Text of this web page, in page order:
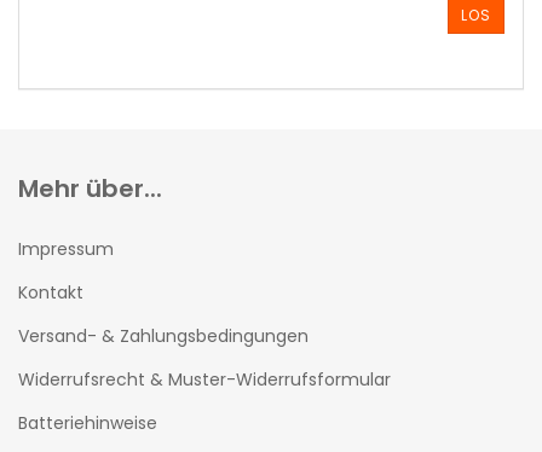
EIN.
LOS
Mehr über...
Impressum
Kontakt
Versand- & Zahlungsbedingungen
Widerrufsrecht & Muster-Widerrufsformular
Batteriehinweise